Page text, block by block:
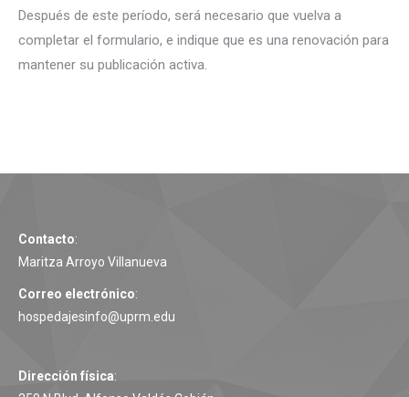
Después de este período, será necesario que vuelva a
completar el formulario, e indique que es una renovación para
mantener su publicación activa.
Contacto:
Maritza Arroyo Villanueva
Correo electrónico:
hospedajesinfo@uprm.edu
Dirección física: